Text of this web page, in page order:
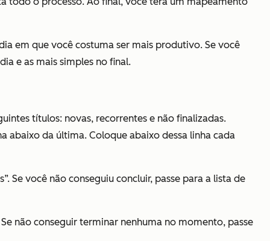
em que você costuma ser mais produtivo. Se você
e as mais simples no final.
títulos: novas, recorrentes e não finalizadas.
abaixo da última. Coloque abaixo dessa linha cada
Se você não conseguiu concluir, passe para a lista de
não conseguir terminar nenhuma no momento, passe